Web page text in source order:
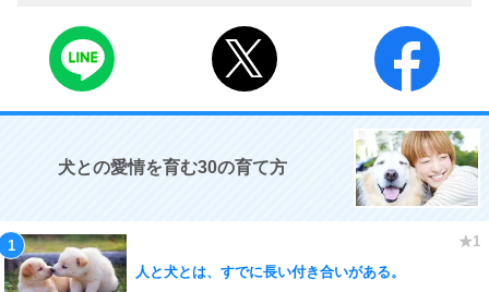
犬との愛情を育む30の育て方
人と犬とは、すでに長い付き合いがある。